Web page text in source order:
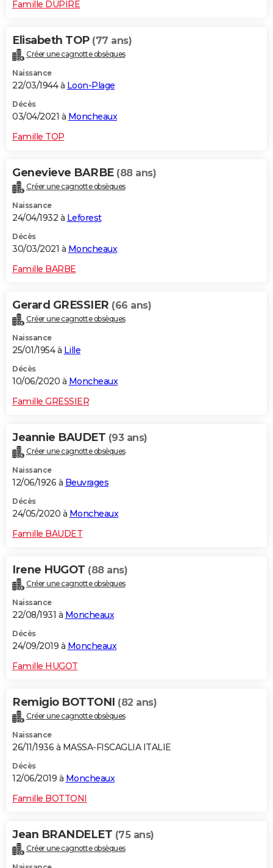
Famille DUPIRE
Elisabeth TOP (77 ans)
Créer une cagnotte obsèques
Naissance
22/03/1944 à Loon-Plage
Décès
03/04/2021 à Moncheaux
Famille TOP
Genevieve BARBE (88 ans)
Créer une cagnotte obsèques
Naissance
24/04/1932 à Leforest
Décès
30/03/2021 à Moncheaux
Famille BARBE
Gerard GRESSIER (66 ans)
Créer une cagnotte obsèques
Naissance
25/01/1954 à Lille
Décès
10/06/2020 à Moncheaux
Famille GRESSIER
Jeannie BAUDET (93 ans)
Créer une cagnotte obsèques
Naissance
12/06/1926 à Beuvrages
Décès
24/05/2020 à Moncheaux
Famille BAUDET
Irene HUGOT (88 ans)
Créer une cagnotte obsèques
Naissance
22/08/1931 à Moncheaux
Décès
24/09/2019 à Moncheaux
Famille HUGOT
Remigio BOTTONI (82 ans)
Créer une cagnotte obsèques
Naissance
26/11/1936 à MASSA-FISCAGLIA ITALIE
Décès
12/06/2019 à Moncheaux
Famille BOTTONI
Jean BRANDELET (75 ans)
Créer une cagnotte obsèques